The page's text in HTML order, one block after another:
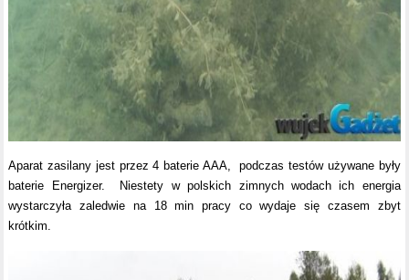
Aparat zasilany jest przez 4 baterie AAA, podczas testów używane były
baterie Energizer. Niestety w polskich zimnych wodach ich energia
wystarczyła zaledwie na 18 min pracy co wydaje się czasem zbyt
krótkim.